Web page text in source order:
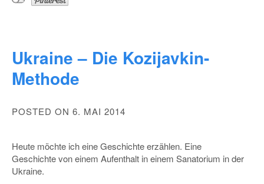
Ukraine – Die Kozijavkin-
Methode
POSTED ON 6. MAI 2014
Heute möchte ich eine Geschichte erzählen. Eine
Geschichte von einem Aufenthalt in einem Sanatorium in der
Ukraine.